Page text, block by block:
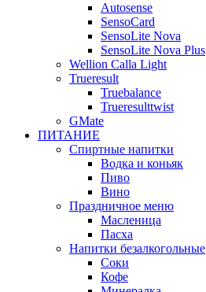
Autosense
SensoCard
SensoLite Nova
SensoLite Nova Plus
Wellion Calla Light
Trueresult
Truebalance
Trueresulttwist
GMate
ПИТАНИЕ
Спиртные напитки
Водка и коньяк
Пиво
Вино
Праздничное меню
Масленица
Пасха
Напитки безалкогольные
Соки
Кофе